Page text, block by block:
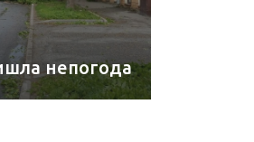
непогода